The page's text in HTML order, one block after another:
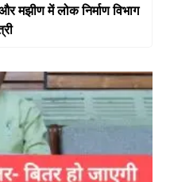
मझीण में लोक निर्माण विभाग